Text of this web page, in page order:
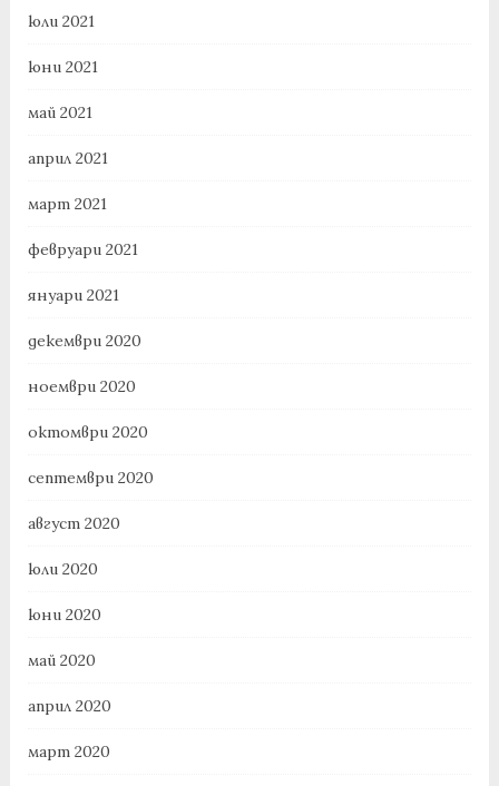
юли 2021
юни 2021
май 2021
април 2021
март 2021
февруари 2021
януари 2021
декември 2020
ноември 2020
октомври 2020
септември 2020
август 2020
юли 2020
юни 2020
май 2020
април 2020
март 2020